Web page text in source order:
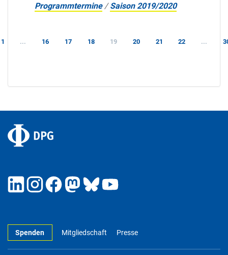
Programmtermine /Saison 2019/2020
1 ... 16 17 18 19 20 21 22 ...
Spenden Mitgliedschaft Presse